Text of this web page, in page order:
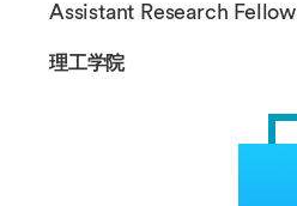
Assistant Research Fellow
理工学院